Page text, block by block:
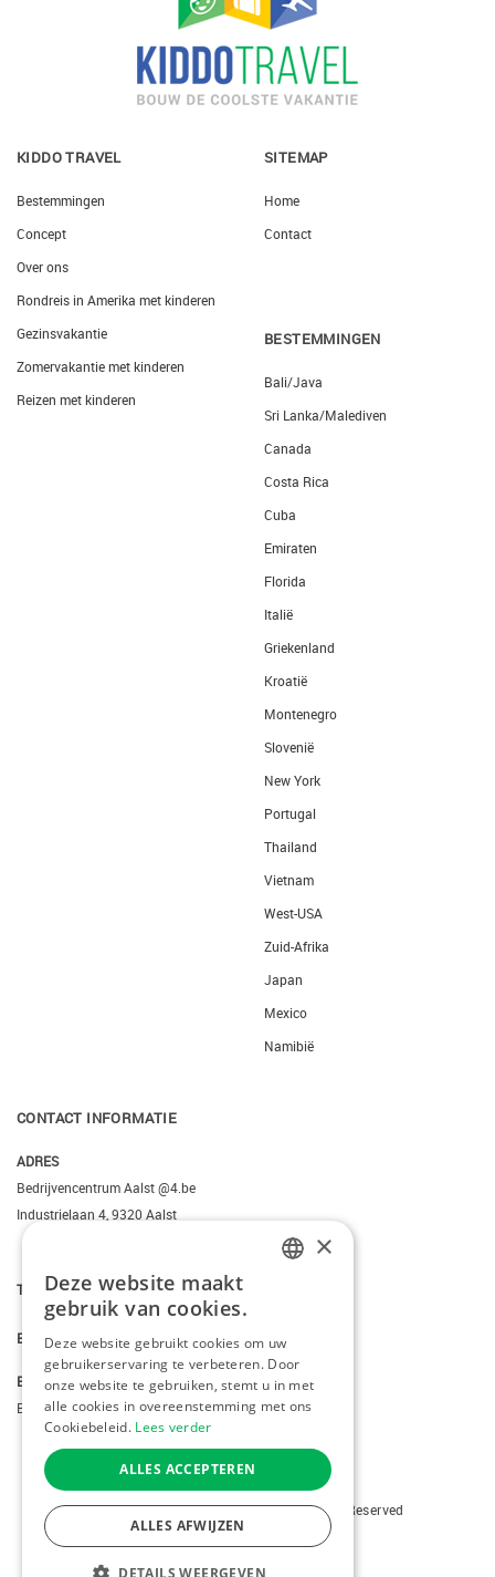
KIDDO TRAVEL
Bestemmingen
Concept
Over ons
Rondreis in Amerika met kinderen
Gezinsvakantie
Zomervakantie met kinderen
Reizen met kinderen
SITEMAP
Home
Contact
BESTEMMINGEN
Bali/Java
Sri Lanka/Malediven
Canada
Costa Rica
Cuba
Emiraten
Florida
Italië
Griekenland
Kroatië
Montenegro
Slovenië
New York
Portugal
Thailand
Vietnam
West-USA
Zuid-Afrika
Japan
Mexico
Namibië
CONTACT INFORMATIE
ADRES
Bedrijvencentrum Aalst @4.be
Industrielaan 4, 9320 Aalst
T. +3223095206
E. info@kiddotravel.be
BTW
BE 0685795740
Copyright © 2026 Kiddotravel. All Rights Reserved
webdesignby conversal
ENGLISH
×
Deze website maakt
gebruik van cookies.
Deze website gebruikt cookies om uw
gebruikerservaring te verbeteren. Door
onze website te gebruiken, stemt u in met
alle cookies in overeenstemming met ons
Cookiebeleid. Lees verder
ALLES ACCEPTEREN
ALLES AFWIJZEN
DETAILS WEERGEVEN